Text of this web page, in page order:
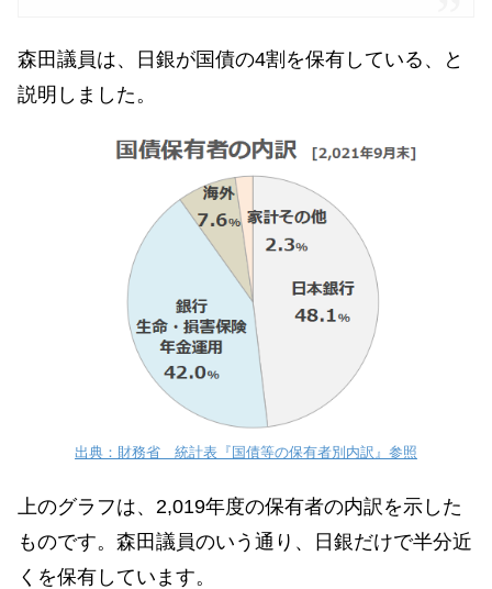
森田議員は、日銀が国債の4割を保有している、と
説明しました。
出典：財務省 統計表『国債等の保有者別内訳』参照
上のグラフは、2,019年度の保有者の内訳を示した
ものです。森田議員のいう通り、日銀だけで半分近
くを保有しています。